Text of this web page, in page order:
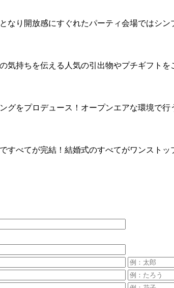
なり開放感にすぐれたパーティ会場ではシ
気持ちを伝える人気の引出物やプチギフト
グをプロデュース！オープンエアな環境で
すべてが完結！結婚式のすべてがワンスト